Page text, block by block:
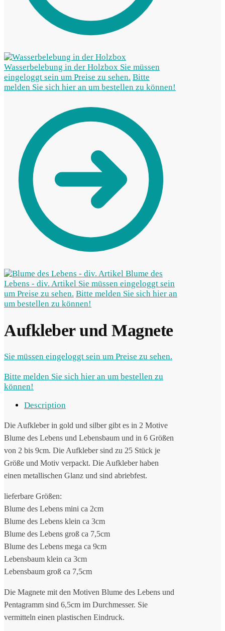
Wasserbelebung in der Holzbox Sie müssen
eingeloggt sein um Preise zu sehen. Bitte
melden Sie sich hier an um bestellen zu können!
Blume des
Lebens - div. Artikel Sie müssen eingeloggt sein
um Preise zu sehen. Bitte melden Sie sich hier an
um bestellen zu können!
Aufkleber und Magnete
Sie müssen eingeloggt sein um Preise zu sehen.
Bitte melden Sie sich hier an um bestellen zu
können!
Description
Die Aufkleber in gold und silber gibt es in 2 Motive
Blume des Lebens und Lebensbaum und in 6 Größen
von 2 bis 9cm. Die Aufkleber sind zu 25 Stück je
Größe und Motiv verpackt. Die Aufkleber haben
einen metallischen Glanz und sind abriebfest.
lieferbare Größen:
Blume des Lebens mini ca 2cm
Blume des Lebens klein ca 3cm
Blume des Lebens groß ca 7,5cm
Blume des Lebens mega ca 9cm
Lebensbaum klein ca 3cm
Lebensbaum groß ca 7,5cm
Die Magnete mit den Motiven Blume des Lebens und
Pentagramm sind 6,5cm im Durchmesser. Sie
vermitteln einen plastischen Eindruck.